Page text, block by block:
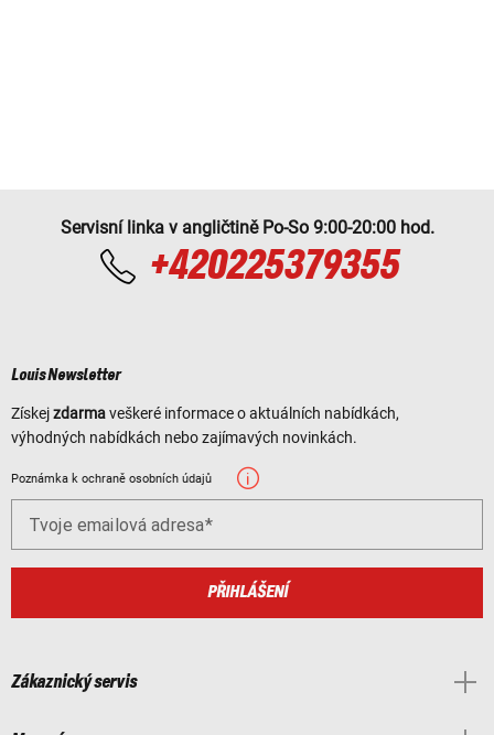
Servisní linka v angličtině Po-So 9:00-20:00 hod.
+420225379355
Louis Newsletter
Získejzdarmaveškeré informace o aktuálních nabídkách,
výhodných nabídkách nebo zajímavých novinkách.
Poznámka k ochraně osobních údajů
Tvoje emailová adresa
PŘIHLÁŠENÍ
Zákaznický servis